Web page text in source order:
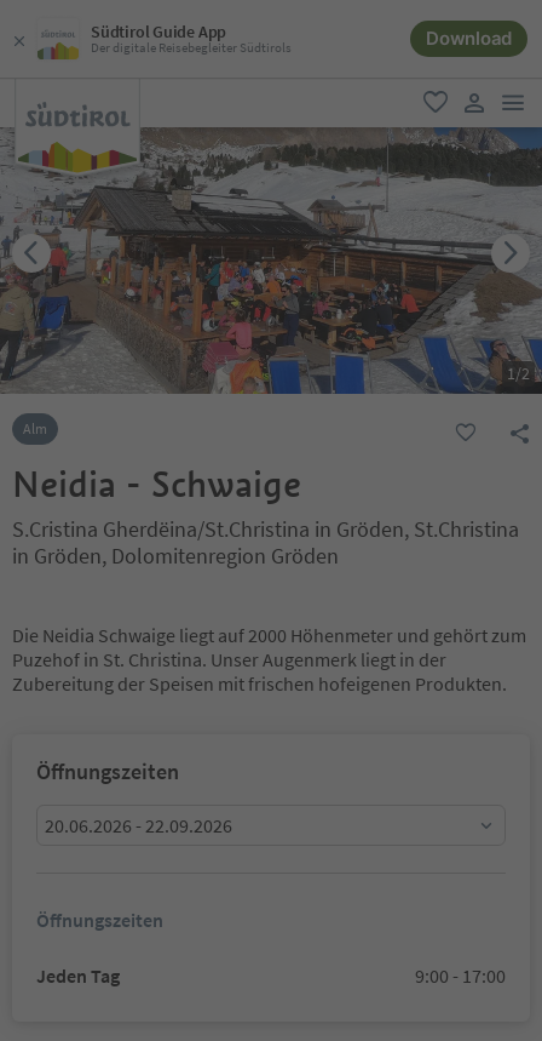
Südtirol Guide App
Der digitale Reisebegleiter Südtirols Download
favorit
user link
1/2
Alm
Neidia - Schwaige
S.Cristina Gherdëina/St.Christina in Gröden, St.Christina
in Gröden, Dolomitenregion Gröden
Die Neidia Schwaige liegt auf 2000 Höhenmeter und gehört zum
Puzehof in St. Christina. Unser Augenmerk liegt in der
Zubereitung der Speisen mit frischen hofeigenen Produkten.
Öffnungszeiten
20.06.2026 - 22.09.2026
Öffnungszeiten
Jeden Tag 9:00 - 17:00